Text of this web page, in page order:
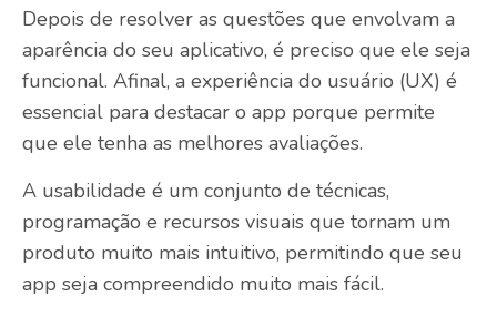
Depois de resolver as questões que envolvam a
aparência do seu aplicativo, é preciso que ele seja
funcional. Afinal, a experiência do usuário (UX) é
essencial para destacar o app porque permite
que ele tenha as melhores avaliações.
A usabilidade é um conjunto de técnicas,
programação e recursos visuais que tornam um
produto muito mais intuitivo, permitindo que seu
app seja compreendido muito mais fácil.